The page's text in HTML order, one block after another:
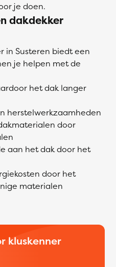
je doen.
dakdekker
in Susteren biedt een
je helpen met de
het dak langer
herstelwerkzaamheden
door
aan het dak door het
door het
materialen
kluskenner